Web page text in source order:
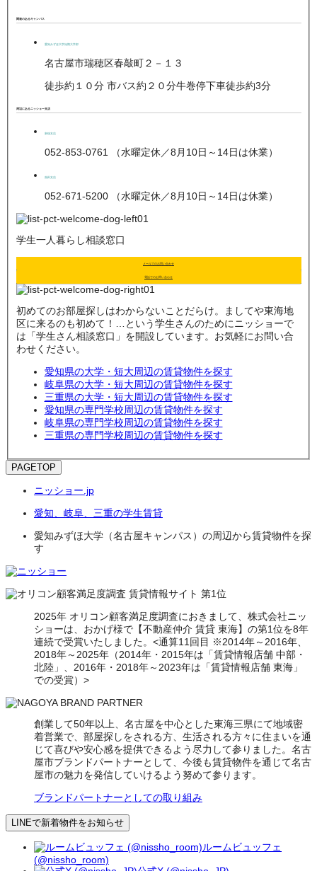
関連のあるキャンパス
愛知みずほ大学短期大学部
名古屋市瑞穂区春敲町２－１３
徒歩約１０分 市バス約２０分牛巻停下車徒歩約3分
周辺にあるニッショー支店
新瑞支店
052-853-0761 （水曜定休／8月10日～14日は休業）
熱田支店
052-671-5200 （水曜定休／8月10日～14日は休業）
学生一人暮らし相談窓口
メールでのお問い合わせ
電話でのお問い合わせ
初めてのお部屋探しはわからないことだらけ。ましてや東海地
区に来るのも初めて！…という学生さんのためにニッショーで
は「学生さん相談窓口」を開設しています。お気軽にお問い合
わせください。
愛知県の大学・短大周辺の賃貸物件を探す
岐阜県の大学・短大周辺の賃貸物件を探す
三重県の大学・短大周辺の賃貸物件を探す
愛知県の専門学校周辺の賃貸物件を探す
岐阜県の専門学校周辺の賃貸物件を探す
三重県の専門学校周辺の賃貸物件を探す
PAGETOP
ニッショー.jp
愛知、岐阜、三重の学生賃貸
愛知みずほ大学（名古屋キャンパス）の周辺から賃貸物件を探
す
2025年 オリコン顧客満足度調査におきまして、株式会社ニッ
ショーは、おかげ様で【不動産仲介 賃貸 東海】の第1位を8年
連続で受賞いたしました。<通算11回目 ※2014年～2016年、
2018年～2025年（2014年・2015年は「賃貸情報店舗 中部・
北陸」、2016年・2018年～2023年は「賃貸情報店舗 東海」
での受賞）>
創業して50年以上、名古屋を中心とした東海三県にて地域密
着営業で、部屋探しをされる方、生活される方々に住まいを通
じて喜びや安心感を提供できるよう尽力して参りました。名古
屋市ブランドパートナーとして、今後も賃貸物件を通じて名古
屋市の魅力を発信していけるよう努めて参ります。
ブランドパートナーとしての取り組み
LINEで新着物件をお知らせ
ルームビュッフェ
(@nissho_room)